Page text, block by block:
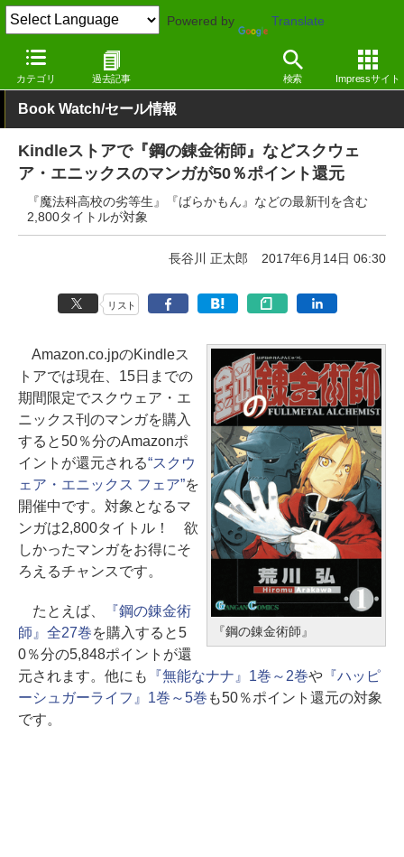
Powered by Translate
カテゴリ 過去記事 検索 Impressサイト
窓の杜 電子書籍・本
Book Watch/セール情報
Kindleストアで『鋼の錬金術師』などスクウェ
ア・エニックスのマンガが50％ポイント還元
『魔法科高校の劣等生』『ばらかもん』などの最新刊を含む
2,800タイトルが対象
長谷川 正太郎 2017年6月14日 06:30
リスト
『鋼の錬金術師』
Amazon.co.jpのKindleス
トアでは現在、15日までの
期間限定でスクウェア・エ
ニックス刊のマンガを購入
すると50％分のAmazonポ
イントが還元される“スクウ
ェア・エニックス フェア”を
開催中です。対象となるマ
ンガは2,800タイトル！ 欲
しかったマンガをお得にそ
ろえるチャンスです。
たとえば、
『鋼の錬金術
師』全27巻を購入すると5
0％分の5,848ポイントが還
元されます。他にも
『無能なナナ』1巻～2巻や『ハッピ
ーシュガーライフ』1巻～5巻 も50％ポイント還元の対象
です。